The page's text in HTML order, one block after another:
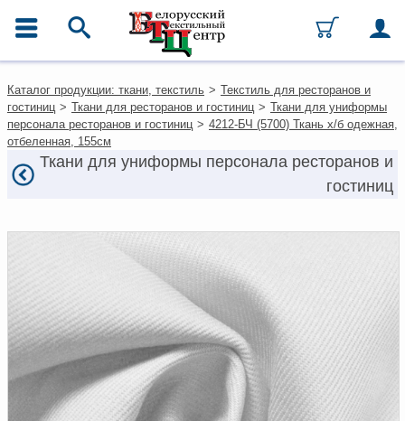
Каталог
Ткани
Домашний текстиль
Одежда
Ковры
Оплата и доставка
Как оформить заказ
Вакансии
Как нас найти
Написать нам
Доверенность на
Каталог продукции: ткани, текстиль > Текстиль для ресторанов и
гостиниц > Ткани для ресторанов и гостиниц > Ткани для униформы
персонала ресторанов и гостиниц > 4212-БЧ (5700) Ткань х/б одежная,
отбеленная, 155см
Ткани для униформы персонала ресторанов и
гостиниц